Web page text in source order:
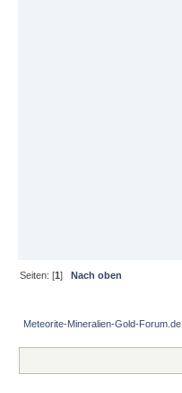
Seiten: [1]
Nach oben
Meteorite-Mineralien-Gold-Forum.de